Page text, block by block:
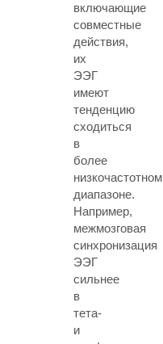
включающие
совместные
действия,
их
ЭЭГ
имеют
тенденцию
сходиться
в
более
низкочастотном
диапазоне.
Например,
межмозговая
синхронизация
ЭЭГ
сильнее
в
тета-
и